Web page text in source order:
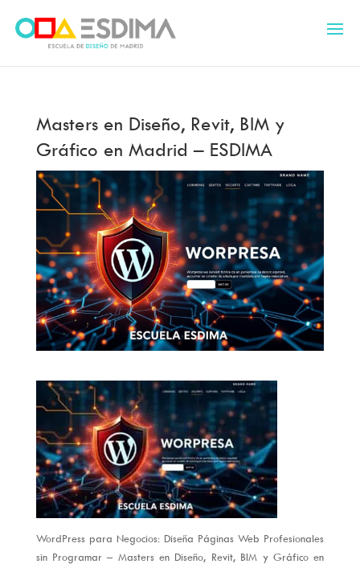
Masters en Diseño, Revit, BIM y
Gráfico en Madrid – ESDIMA
WordPress para Negocios: Diseña Páginas Web Profesionales
sin Programar – Masters en Diseño, Revit, BIM y Gráfico en